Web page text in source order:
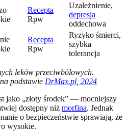
Recepta
Rpw
Uzależnienie,
depresja
oddechowa
Recepta
Rpw
Ryzyko śmierci,
szybka
tolerancja
leków przeciwbólowych.
podstawie DrMax.pl, 2024
jako „złoty środek” — mocniejszy
dostępny niż morfina. Jednak
o bezpieczeństwie sprawiają, że
wysokie.